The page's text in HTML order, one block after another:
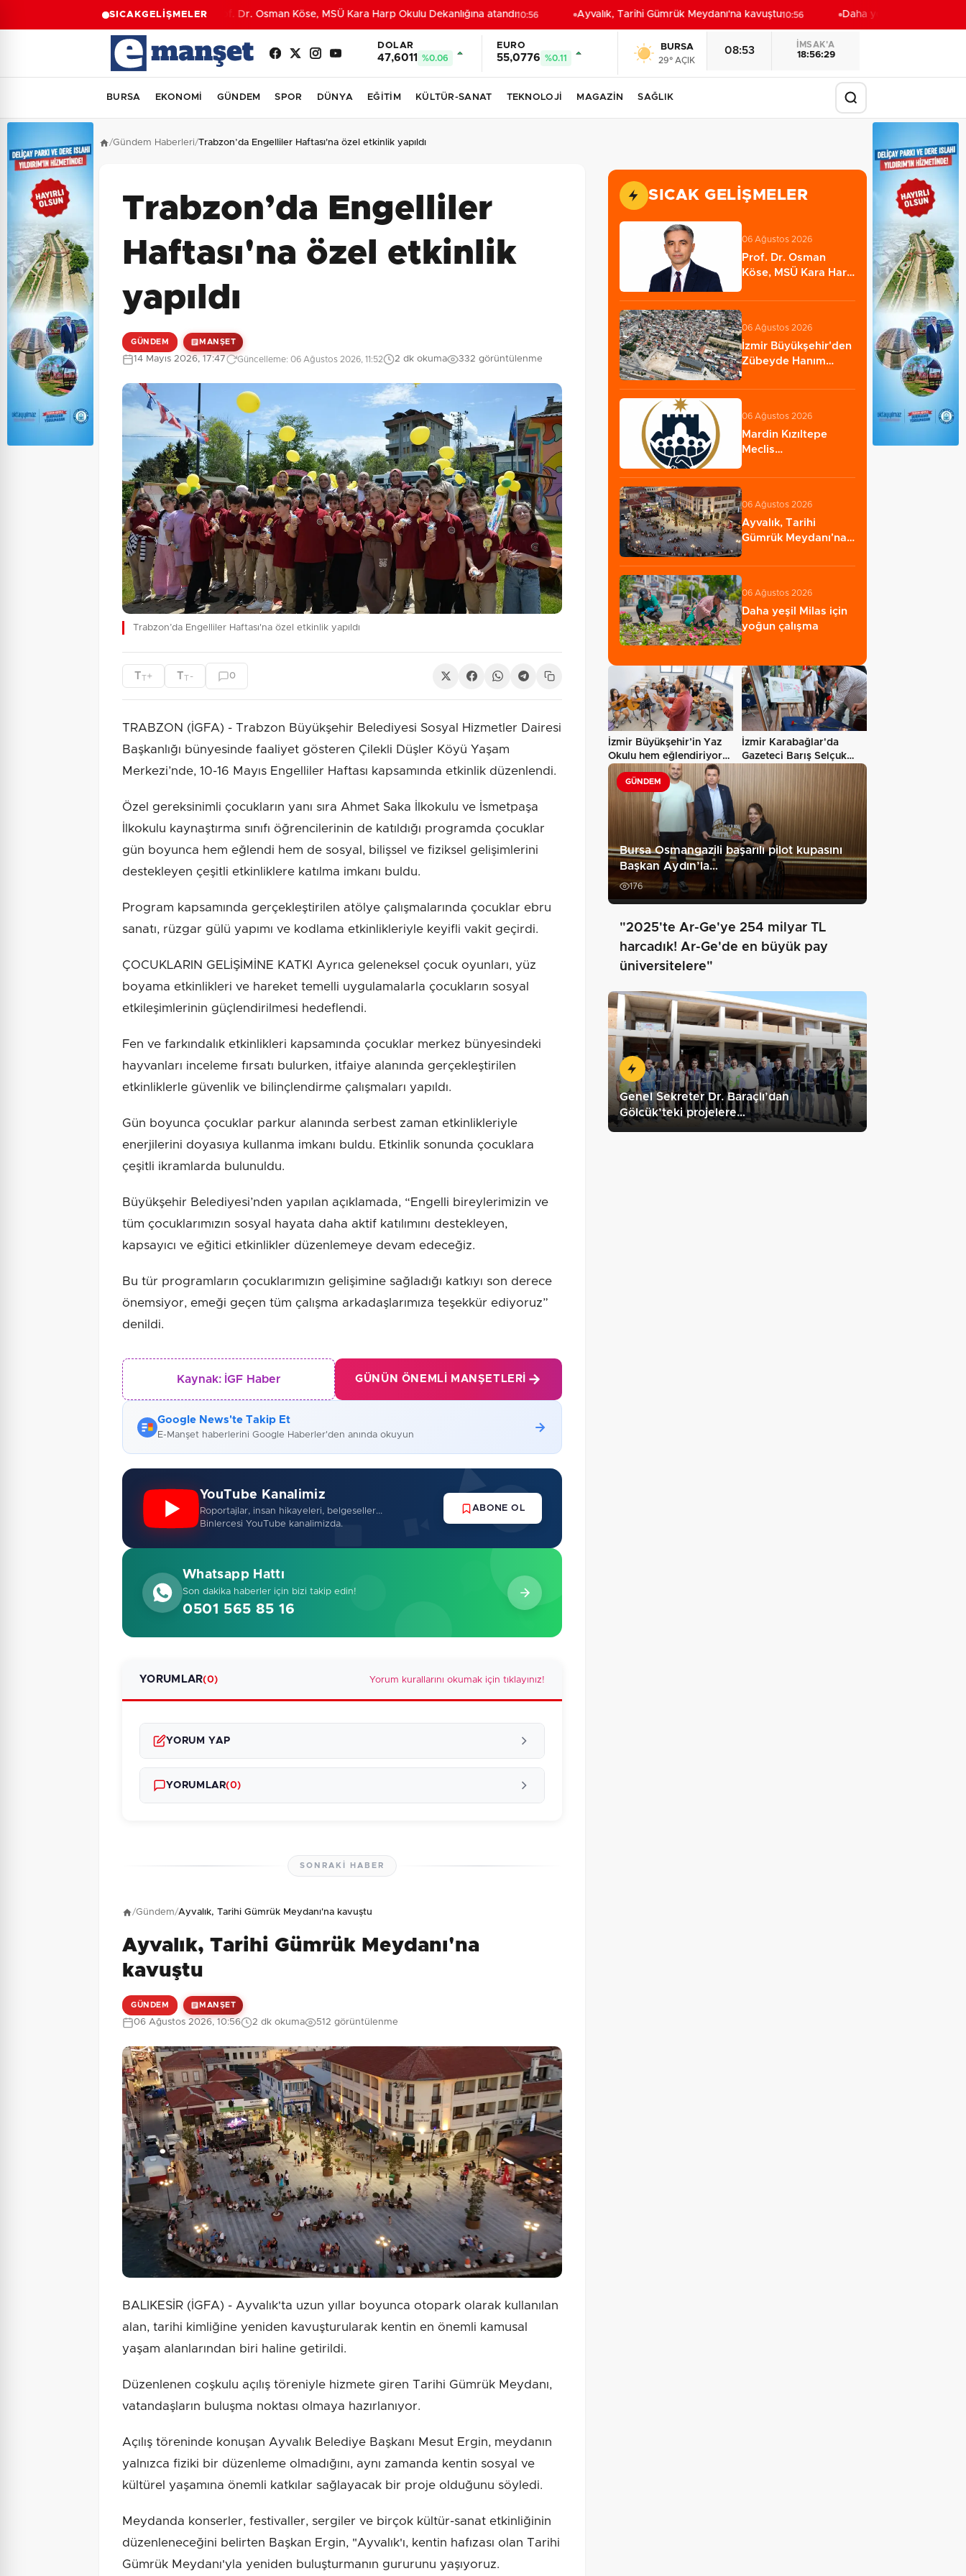
SICAKGELİŞMELERProf. Dr. Osman Köse, MSÜ Kara Harp Okulu Dekanlığına atandı10:56 Ayvalık, Tarihi Gümrük Meydanı'na kavuştu10:56 Daha yeşil Milas için yoğun
DOLAR
47,6011 %0.06
EURO
55,0776 %0.11
BURSA
29° AÇIK
08:53
İMSAK'A
18:56:27
BURSA EKONOMİ GÜNDEM SPOR DÜNYA EĞİTİM KÜLTÜR-SANAT TEKNOLOJİ MAGAZİN SAĞLIK
/Gündem Haberleri/Trabzon’da Engelliler Haftası'na özel etkinlik yapıldı
Trabzon’da Engelliler
Haftası'na özel etkinlik
yapıldı
GÜNDEM MANŞET
14 Mayıs 2026, 17:47 Güncelleme: 06 Ağustos 2026, 11:52 2 dk okuma 332 görüntülenme
Trabzon’da Engelliler Haftası'na özel etkinlik yapıldı
TT+ TT - 0
TRABZON (İGFA) - Trabzon Büyükşehir Belediyesi Sosyal Hizmetler Dairesi
Başkanlığı bünyesinde faaliyet gösteren Çilekli Düşler Köyü Yaşam
Merkezi’nde, 10-16 Mayıs Engelliler Haftası kapsamında etkinlik düzenlendi.
Özel gereksinimli çocukların yanı sıra Ahmet Saka İlkokulu ve İsmetpaşa
İlkokulu kaynaştırma sınıfı öğrencilerinin de katıldığı programda çocuklar
gün boyunca hem eğlendi hem de sosyal, bilişsel ve fiziksel gelişimlerini
destekleyen çeşitli etkinliklere katılma imkanı buldu.
Program kapsamında gerçekleştirilen atölye çalışmalarında çocuklar ebru
sanatı, rüzgar gülü yapımı ve kodlama etkinlikleriyle keyifli vakit geçirdi.
ÇOCUKLARIN GELİŞİMİNE KATKI Ayrıca geleneksel çocuk oyunları, yüz
boyama etkinlikleri ve hareket temelli uygulamalarla çocukların sosyal
etkileşimlerinin güçlendirilmesi hedeflendi.
Fen ve farkındalık etkinlikleri kapsamında çocuklar merkez bünyesindeki
hayvanları inceleme fırsatı bulurken, itfaiye alanında gerçekleştirilen
etkinliklerle güvenlik ve bilinçlendirme çalışmaları yapıldı.
Gün boyunca çocuklar parkur alanında serbest zaman etkinlikleriyle
enerjilerini doyasıya kullanma imkanı buldu. Etkinlik sonunda çocuklara
çeşitli ikramlarda bulunuldu.
Büyükşehir Belediyesi’nden yapılan açıklamada, “Engelli bireylerimizin ve
tüm çocuklarımızın sosyal hayata daha aktif katılımını destekleyen,
kapsayıcı ve eğitici etkinlikler düzenlemeye devam edeceğiz.
Bu tür programların çocuklarımızın gelişimine sağladığı katkıyı son derece
önemsiyor, emeği geçen tüm çalışma arkadaşlarımıza teşekkür ediyoruz”
denildi.
Kaynak: İGF Haber GÜNÜN ÖNEMLI MANŞETLERI
Google News'te Takip Et
E-Manşet haberlerini Google Haberler'den anında okuyun
YouTube Kanalimiz
Roportajlar, insan hikayeleri, belgeseller...
Binlercesi YouTube kanalimizda.
ABONE OL
Whatsapp Hattı
Son dakika haberler için bizi takip edin!
0501 565 85 16
YORUMLAR(0) Yorum kurallarını okumak için tıklayınız!
YORUM YAP
Güvenlik Sorusu: 7 + 3 = ? Gönder
YORUMLAR(0)
SONRAKI HABER
/Gündem/Ayvalık, Tarihi Gümrük Meydanı'na kavuştu
Ayvalık, Tarihi Gümrük Meydanı'na
kavuştu
GÜNDEM MANŞET
06 Ağustos 2026, 10:56 2 dk okuma 512 görüntülenme
BALIKESİR (İGFA) - Ayvalık'ta uzun yıllar boyunca otopark olarak kullanılan
alan, tarihi kimliğine yeniden kavuşturularak kentin en önemli kamusal
yaşam alanlarından biri haline getirildi.
Düzenlenen coşkulu açılış töreniyle hizmete giren Tarihi Gümrük Meydanı,
vatandaşların buluşma noktası olmaya hazırlanıyor.
Açılış töreninde konuşan Ayvalık Belediye Başkanı Mesut Ergin, meydanın
yalnızca fiziki bir düzenleme olmadığını, aynı zamanda kentin sosyal ve
kültürel yaşamına önemli katkılar sağlayacak bir proje olduğunu söyledi.
Meydanda konserler, festivaller, sergiler ve birçok kültür-sanat etkinliğinin
düzenleneceğini belirten Başkan Ergin, "Ayvalık'ı, kentin hafızası olan Tarihi
Gümrük Meydanı'yla yeniden buluşturmanın gururunu yaşıyoruz.
SICAK GELIŞMELER
06 Ağustos 2026
Prof. Dr. Osman
Köse, MSÜ Kara Harp
06 Ağustos 2026
İzmir Büyükşehir'den
Zübeyde Hanım
06 Ağustos 2026
Mardin Kızıltepe
Meclis
'sanal kumar'…
06 Ağustos 2026
Ayvalık, Tarihi
Gümrük Meydanı'na
06 Ağustos 2026
Daha yeşil Milas için
yoğun çalışma
İzmir Büyükşehir’in Yaz
Okulu hem eğlendiriyor
hem…
İzmir Karabağlar'da
Gazeteci Barış Selçuk
GÜNDEM
Bursa Osmangazili başarılı pilot kupasını
Başkan Aydın’la…
176
"2025'te Ar-Ge'ye 254 milyar TL
harcadık! Ar-Ge'de en büyük pay
üniversitelere"
Genel Sekreter Dr. Baraçlı’dan
Gölcük’teki projelere…